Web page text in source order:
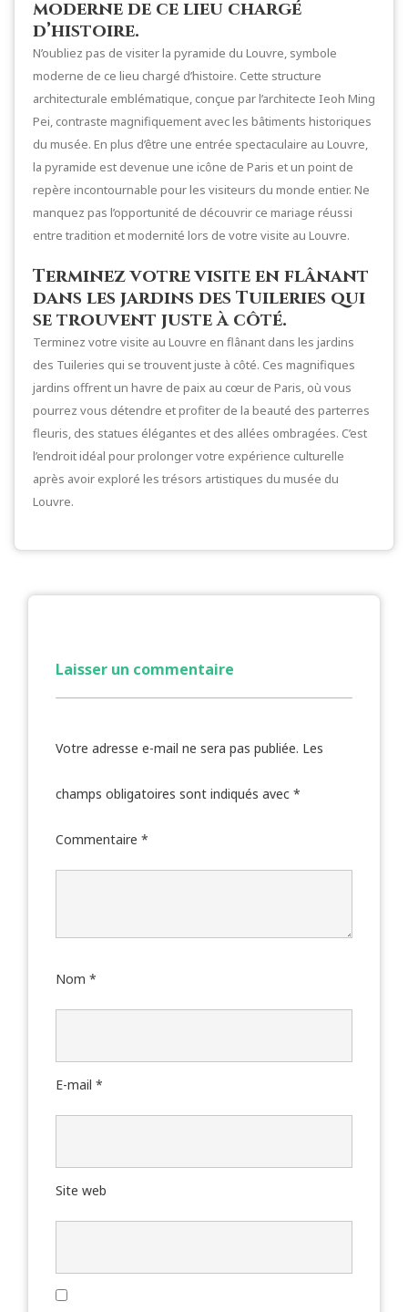
moderne de ce lieu chargé
d’histoire.
N’oubliez pas de visiter la pyramide du Louvre, symbole
moderne de ce lieu chargé d’histoire. Cette structure
architecturale emblématique, conçue par l’architecte Ieoh Ming
Pei, contraste magnifiquement avec les bâtiments historiques
du musée. En plus d’être une entrée spectaculaire au Louvre,
la pyramide est devenue une icône de Paris et un point de
repère incontournable pour les visiteurs du monde entier. Ne
manquez pas l’opportunité de découvrir ce mariage réussi
entre tradition et modernité lors de votre visite au Louvre.
Terminez votre visite en flânant
dans les jardins des Tuileries qui
se trouvent juste à côté.
Terminez votre visite au Louvre en flânant dans les jardins
des Tuileries qui se trouvent juste à côté. Ces magnifiques
jardins offrent un havre de paix au cœur de Paris, où vous
pourrez vous détendre et profiter de la beauté des parterres
fleuris, des statues élégantes et des allées ombragées. C’est
l’endroit idéal pour prolonger votre expérience culturelle
après avoir exploré les trésors artistiques du musée du
Louvre.
Laisser un commentaire
Votre adresse e-mail ne sera pas publiée. Les
champs obligatoires sont indiqués avec *
Commentaire *
Nom *
E-mail *
Site web